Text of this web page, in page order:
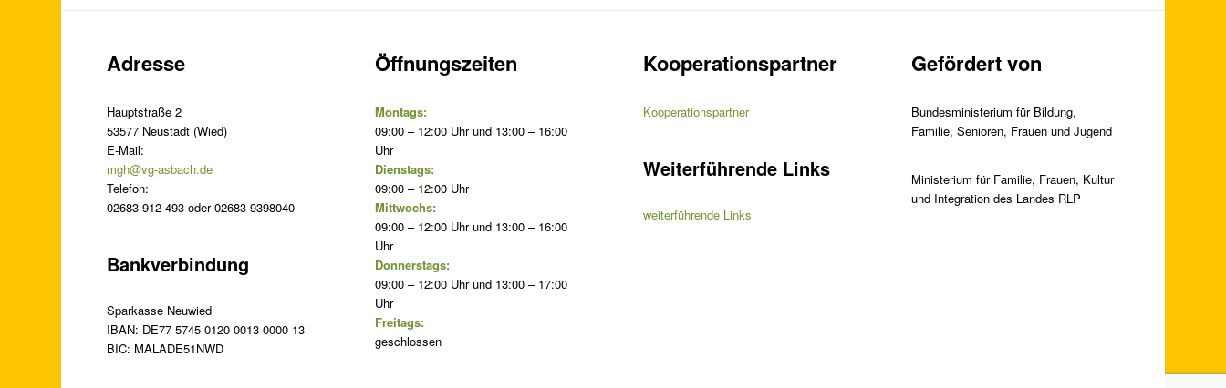
Adresse
Hauptstraße 2
53577 Neustadt (Wied)
E-Mail:
mgh@vg-asbach.de
Telefon:
02683 912 493 oder 02683 9398040
Bankverbindung
Sparkasse Neuwied
IBAN: DE77 5745 0120 0013 0000 13
BIC: MALADE51NWD
Öffnungszeiten
Montags:
09:00 – 12:00 Uhr und 13:00 – 16:00
Uhr
Dienstags:
09:00 – 12:00 Uhr
Mittwochs:
09:00 – 12:00 Uhr und 13:00 – 16:00
Uhr
Donnerstags:
09:00 – 12:00 Uhr und 13:00 – 17:00
Uhr
Freitags:
geschlossen
Kooperationspartner
Kooperationspartner
Weiterführende Links
weiterführende Links
Gefördert von
Bundesministerium für Bildung,
Familie, Senioren, Frauen und Jugend
Ministerium für Familie, Frauen, Kultur
und Integration des Landes RLP